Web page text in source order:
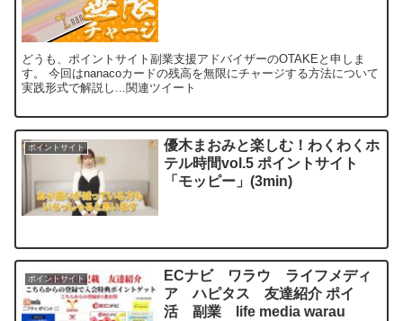
どうも、ポイントサイト副業支援アドバイザーのOTAKEと申しま
す。 今回はnanacoカードの残高を無限にチャージする方法について
実践形式で解説し...関連ツイート
ポイントサイト
優木まおみと楽しむ！わくわくホ
テル時間vol.5 ポイントサイト
「モッピー」(3min)
ポイントサイト
ECナビ ワラウ ライフメディ
ア ハピタス 友達紹介 ポイ
活 副業 life media warau